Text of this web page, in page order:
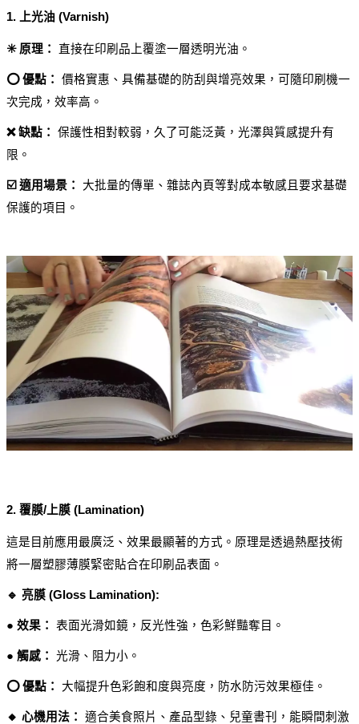
1. 上光油 (Varnish)
✳️ 原理： 直接在印刷品上覆塗一層透明光油。
⭕ 優點：
價格實惠、具備基礎的防刮與增亮效果，可隨印刷機一
次完成，效率高。
❌ 缺點：
保護性相對較弱，久了可能泛黃，光澤與質感提升有
限。
☑️ 適用場景：
大批量的傳單、雜誌內頁等對成本敏感且要求基礎
保護的項目。
2. 覆膜/上膜 (Lamination)
這是目前應用最廣泛、效果最顯著的方式。原理是透過熱壓技術
將一層塑膠薄膜緊密貼合在印刷品表面。
🔹 亮膜 (Gloss Lamination):
● 效果： 表面光滑如鏡，反光性強，色彩鮮豔奪目。
● 觸感： 光滑、阻力小。
⭕ 優點： 大幅提升色彩飽和度與亮度，防水防污效果極佳。
🔸 心機用法： 適合美食照片、產品型錄、兒童書刊，能瞬間刺激